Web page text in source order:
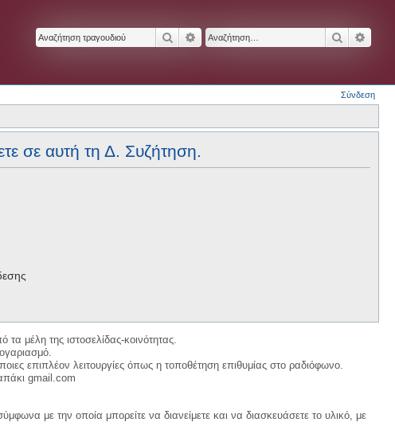
ΑναζήτησηΕιδική αναζήτηση
Σύνδεση
σε αυτή τη Δ. Συζήτηση.
μέλη της ιστοσελίδας-κοινότητας.
επιπλέον λειτουργίες όπως η τοποθέτηση επιθυμίας στο ραδιόφωνο.
gmail.com
με την οποία μπορείτε να διανείμετε και να διασκευάσετε το υλικό, με